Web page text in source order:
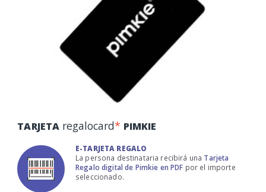
TARJETA regalocard* PIMKIE
E-TARJETA REGALO
La persona destinataria recibirá una Tarjeta
Regalo digital de Pimkie en PDF por el importe
seleccionado.